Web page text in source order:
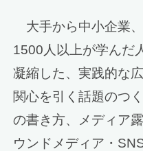
大手から中小企業
1500人以上が学んだ
凝縮した、実践的な
関心を引く話題のつ
の書き方、メディア
ウンドメディア・